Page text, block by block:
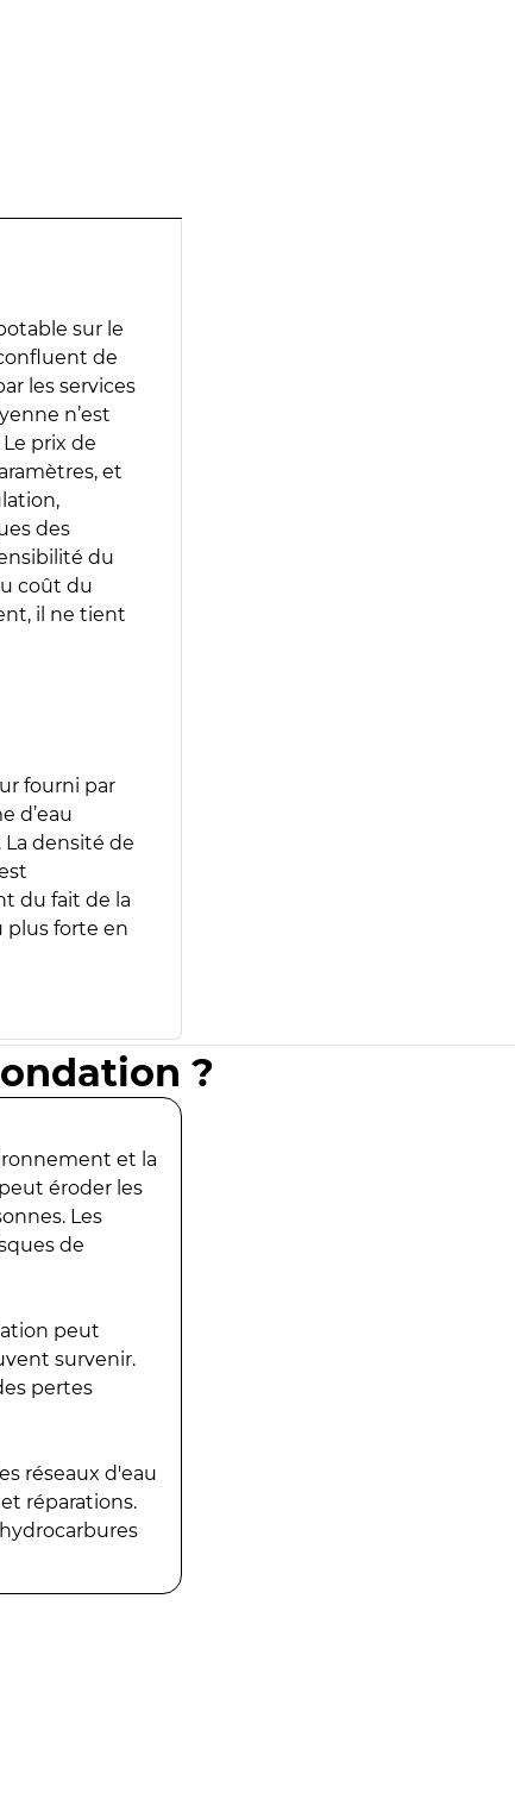
sur le
de
les services
n’est
prix de
et
des
du
coût du
il ne tient
fourni par
d’eau
densité de
du fait de la
plus forte en
?
et la
éroder les
Les
de
peut
survenir.
pertes
réseaux d'eau
réparations.